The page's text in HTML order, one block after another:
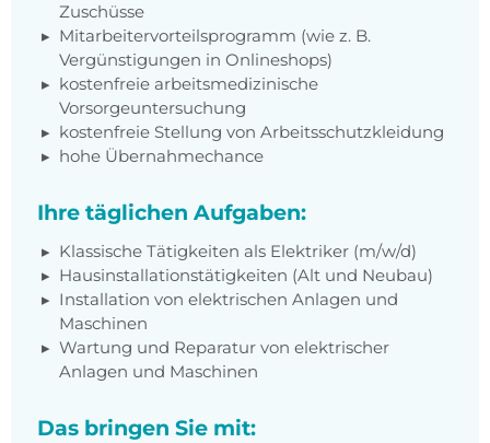
Zuschüsse
Mitarbeitervorteilsprogramm (wie z. B.
Vergünstigungen in Onlineshops)
kostenfreie arbeitsmedizinische
Vorsorgeuntersuchung
kostenfreie Stellung von Arbeitsschutzkleidung
hohe Übernahmechance
Ihre täglichen Aufgaben:
Klassische Tätigkeiten als Elektriker (m/w/d)
Hausinstallationstätigkeiten (Alt und Neubau)
Installation von elektrischen Anlagen und
Maschinen
Wartung und Reparatur von elektrischer
Anlagen und Maschinen
Das bringen Sie mit: